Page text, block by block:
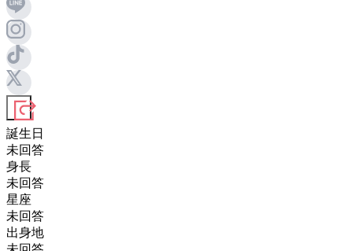
誕生日
未回答
身長
未回答
星座
未回答
出身地